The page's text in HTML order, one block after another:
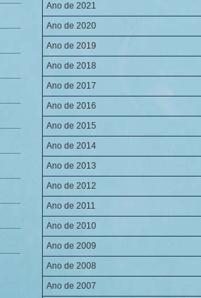
Ano de 2021
Ano de 2020
Ano de 2019
Ano de 2018
Ano de 2017
Ano de 2016
Ano de 2015
Ano de 2014
Ano de 2013
Ano de 2012
Ano de 2011
Ano de 2010
Ano de 2009
Ano de 2008
Ano de 2007